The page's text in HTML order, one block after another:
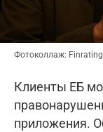
Фотоколлаж:
Клиенты ЕБ
приложения.